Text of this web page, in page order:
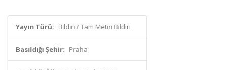
Yayın Türü: Bildiri / Tam Metin Bildiri
Basıldığı Şehir: Praha